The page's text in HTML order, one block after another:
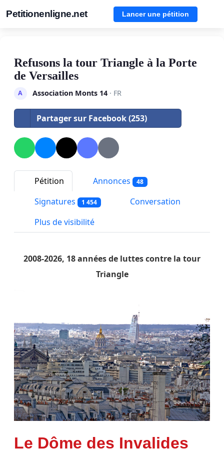
Petitionenligne.net Lancer une pétition
Refusons la tour Triangle à la Porte
de Versailles
A Association Monts 14· FR
Partager sur Facebook (253)
Pétition Annonces 48
Signatures 1 454
Conversation
Plus de visibilité
2008-2026, 18 années de luttes contre la tour
Triangle
Le Dôme des Invalides